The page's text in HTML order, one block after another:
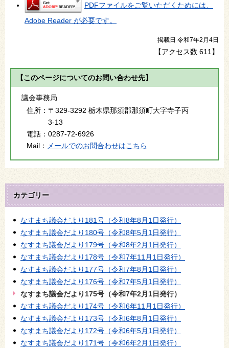
PDFファイルをご覧いただくためには、
Adobe Reader が必要です。
掲載日 令和7年2月4日
【アクセス数 611 】
【このページについてのお問い合わせ先】
議会事務局
住所： 〒329-3292 栃木県那須郡那須町大字寺子丙
3-13
電話： 0287-72-6926
Mail：
メールでのお問合わせはこちら
カテゴリー
なすまち議会だより181号（令和8年8月1日発行）
なすまち議会だより180号（令和8年5月1日発行）
なすまち議会だより179号（令和8年2月1日発行）
なすまち議会だより178号（令和7年11月1日発行）
なすまち議会だより177号（令和7年8月1日発行）
なすまち議会だより176号（令和7年5月1日発行）
なすまち議会だより175号（令和7年2月1日発行）
なすまち議会だより174号（令和6年11月1日発行）
なすまち議会だより173号（令和6年8月1日発行）
なすまち議会だより172号（令和6年5月1日発行）
なすまち議会だより171号（令和6年2月1日発行）